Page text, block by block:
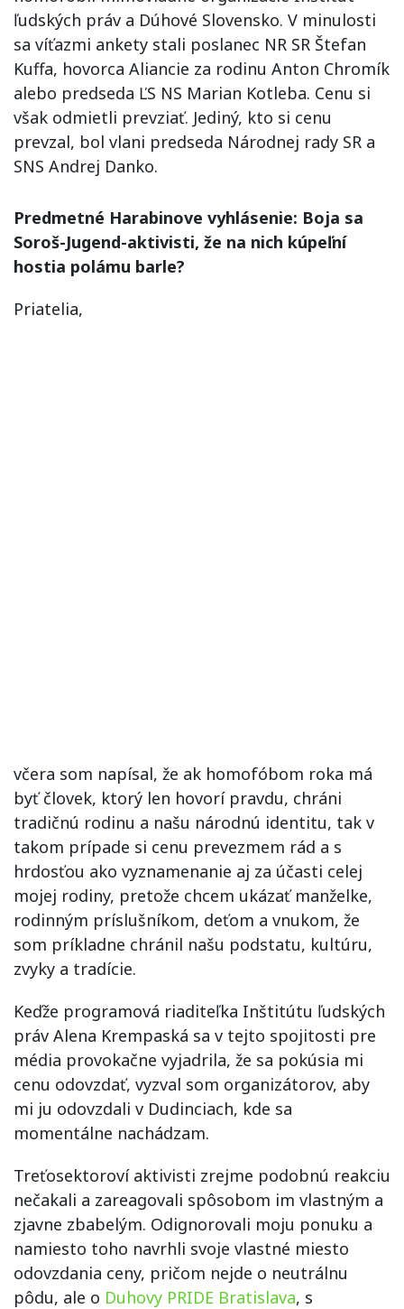
ľudských práv a Dúhové Slovensko. V minulosti
sa víťazmi ankety stali poslanec NR SR Štefan
Kuffa, hovorca Aliancie za rodinu Anton Chromík
alebo predseda ĽS NS Marian Kotleba. Cenu si
však odmietli prevziať. Jediný, kto si cenu
prevzal, bol vlani predseda Národnej rady SR a
SNS Andrej Danko.
Predmetné Harabinove vyhlásenie: Boja sa
Soroš-Jugend-aktivisti, že na nich kúpeľní
hostia polámu barle?
Priatelia,
včera som napísal, že ak homofóbom roka má
byť človek, ktorý len hovorí pravdu, chráni
tradičnú rodinu a našu národnú identitu, tak v
takom prípade si cenu prevezmem rád a s
hrdosťou ako vyznamenanie aj za účasti celej
mojej rodiny, pretože chcem ukázať manželke,
rodinným príslušníkom, deťom a vnukom, že
som príkladne chránil našu podstatu, kultúru,
zvyky a tradície.
Keďže programová riaditeľka Inštitútu ľudských
práv Alena Krempaská sa v tejto spojitosti pre
média provokačne vyjadrila, že sa pokúsia mi
cenu odovzdať, vyzval som organizátorov, aby
mi ju odovzdali v Dudinciach, kde sa
momentálne nachádzam.
Treťosektoroví aktivisti zrejme podobnú reakciu
nečakali a zareagovali spôsobom im vlastným a
zjavne zbabelým. Odignorovali moju ponuku a
namiesto toho navrhli svoje vlastné miesto
odovzdania ceny, pričom nejde o neutrálnu
pôdu, ale o Duhovy PRIDE Bratislava, s